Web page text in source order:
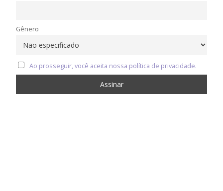
Gênero
Ao prosseguir, você aceita nossa política de privacidade.